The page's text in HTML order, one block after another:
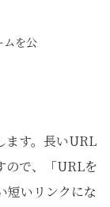
ムを公
ます。長いURL
ので、「URLを
短いリンクにな